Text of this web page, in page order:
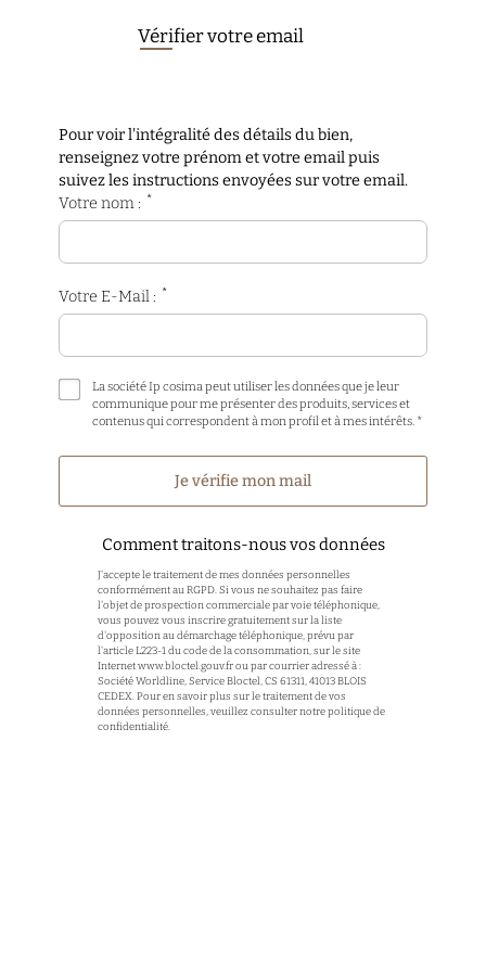
Vérifier votre email
Pour voir l'intégralité des détails du bien,
renseignez votre prénom et votre email puis
suivez les instructions envoyées sur votre email.
Votre nom : *
Votre E-Mail : *
La société Ip cosima peut utiliser les données que je leur
communique pour me présenter des produits, services et
contenus qui correspondent à mon profil et à mes intérêts. *
Je vérifie mon mail
Comment traitons-nous vos données
J'accepte le traitement de mes données personnelles
conformément au RGPD. Si vous ne souhaitez pas faire
l'objet de prospection commerciale par voie téléphonique,
vous pouvez vous inscrire gratuitement sur la liste
d'opposition au démarchage téléphonique, prévu par
l'article L223-1 du code de la consommation, sur le site
Internetwww.bloctel.gouv.frou par courrier adressé à :
Société Worldline, Service Bloctel, CS 61311, 41013 BLOIS
CEDEX. Pour en savoir plus sur le traitement de vos
données personnelles, veuillez consulter notre politique de
confidentialité.